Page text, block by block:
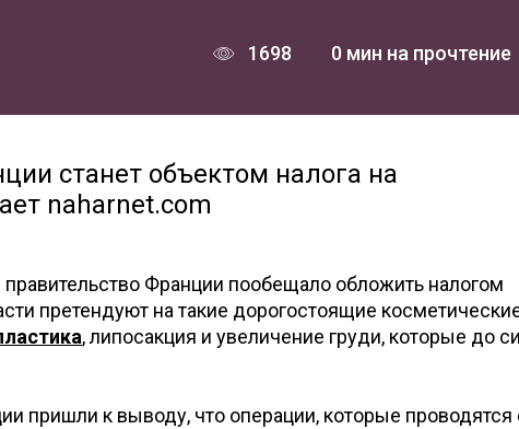
1698 0 мин на прочтение
станет объектом налога на
naharnet.com
Франции пообещало обложить налогом
претендуют на такие дорогостоящие
, липосакция и увеличение груди, которые до
пришли к выводу, что операции, которые проводятся